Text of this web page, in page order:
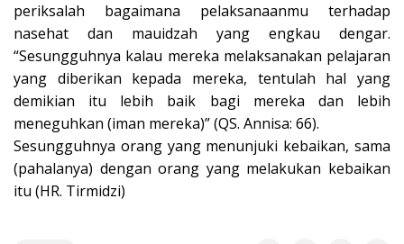
periksalah bagaimana pelaksanaanmu terhadap
nasehat dan mauidzah yang engkau dengar.
“Sesungguhnya kalau mereka melaksanakan pelajaran
yang diberikan kepada mereka, tentulah hal yang
demikian itu lebih baik bagi mereka dan lebih
meneguhkan (iman mereka)” (QS. Annisa: 66).
Sesungguhnya orang yang menunjuki kebaikan, sama
(pahalanya) dengan orang yang melakukan kebaikan
itu (HR. Tirmidzi)